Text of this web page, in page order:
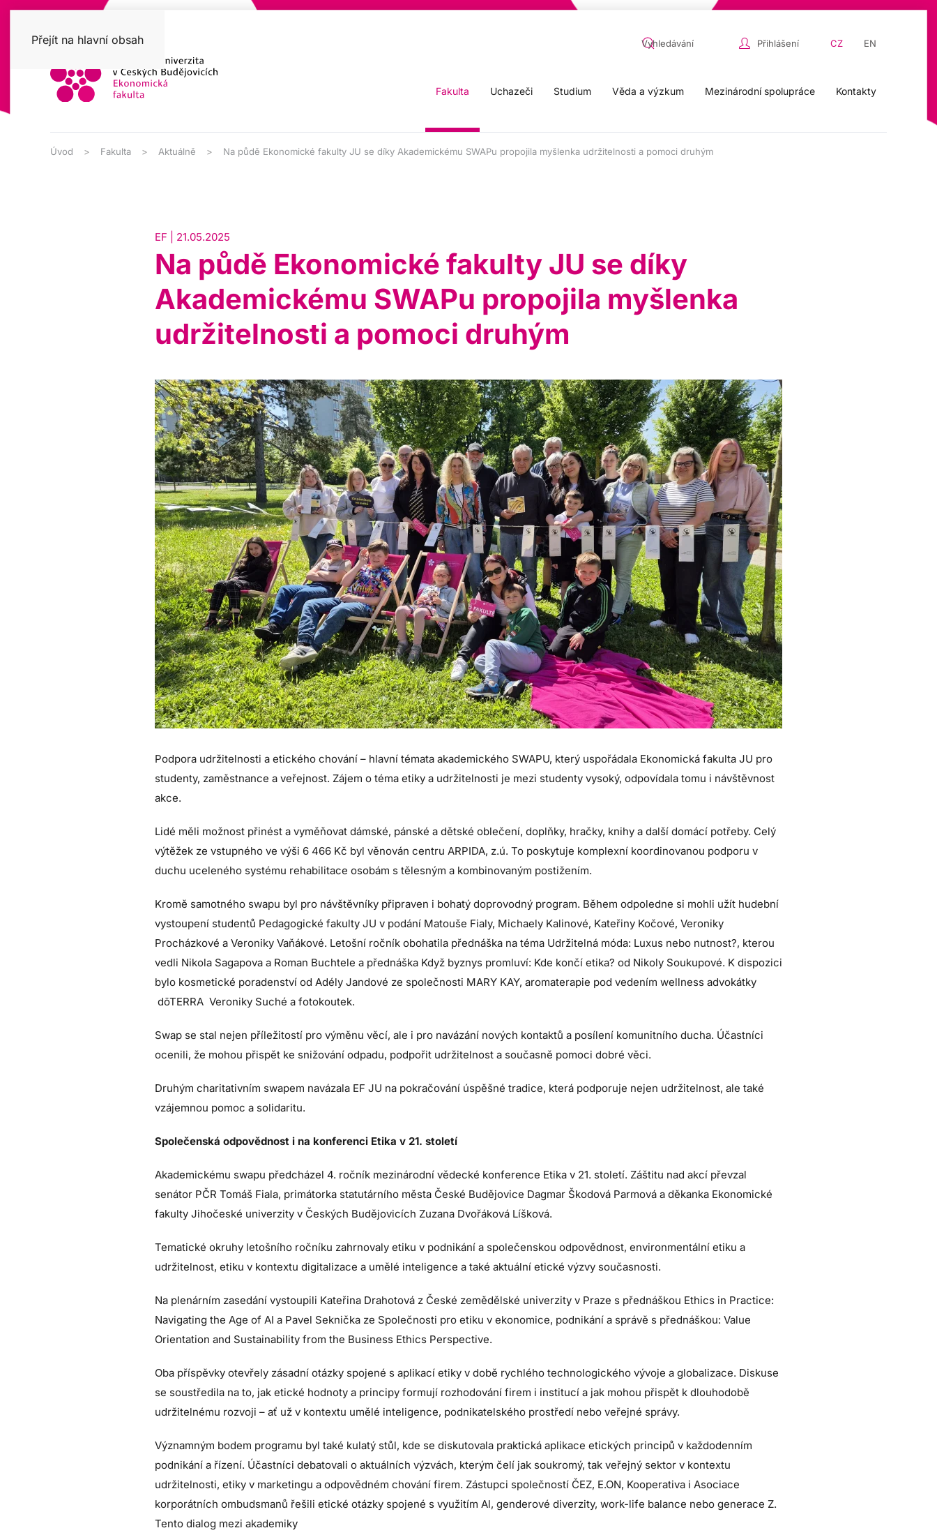
Přejít na hlavní obsah Přihlášení CZ EN
Fakulta Uchazeči Studium Věda a výzkum Mezinárodní spolupráce Kontakty
Úvod Fakulta Aktuálně Na půdě Ekonomické fakulty JU se díky Akademickému SWAPu propojila myšlenka udržitelnosti a pomoci druhým
EF | 21.05.2025
Na půdě Ekonomické fakulty JU se díky
Akademickému SWAPu propojila myšlenka
udržitelnosti a pomoci druhým
Podpora udržitelnosti a etického chování – hlavní témata akademického SWAPU, který uspořádala Ekonomická fakulta JU pro
studenty, zaměstnance a veřejnost. Zájem o téma etiky a udržitelnosti je mezi studenty vysoký, odpovídala tomu i návštěvnost
akce.
Lidé měli možnost přinést a vyměňovat dámské, pánské a dětské oblečení, doplňky, hračky, knihy a další domácí potřeby. Celý
výtěžek ze vstupného ve výši 6 466 Kč byl věnován centru ARPIDA, z.ú. To poskytuje komplexní koordinovanou podporu v
duchu uceleného systému rehabilitace osobám s tělesným a kombinovaným postižením.
Kromě samotného swapu byl pro návštěvníky připraven i bohatý doprovodný program. Během odpoledne si mohli užít hudební
vystoupení studentů Pedagogické fakulty JU v podání Matouše Fialy, Michaely Kalinové, Kateřiny Kočové, Veroniky
Procházkové a Veroniky Vaňákové. Letošní ročník obohatila přednáška na téma Udržitelná móda: Luxus nebo nutnost?, kterou
vedli Nikola Sagapova a Roman Buchtele a přednáška Když byznys promluví: Kde končí etika? od Nikoly Soukupové. K dispozici
bylo kosmetické poradenství od Adély Jandové ze společnosti MARY KAY, aromaterapie pod vedením wellness advokátky
dōTERRA Veroniky Suché a fotokoutek.
Swap se stal nejen příležitostí pro výměnu věcí, ale i pro navázání nových kontaktů a posílení komunitního ducha. Účastníci
ocenili, že mohou přispět ke snižování odpadu, podpořit udržitelnost a současně pomoci dobré věci.
Druhým charitativním swapem navázala EF JU na pokračování úspěšné tradice, která podporuje nejen udržitelnost, ale také
vzájemnou pomoc a solidaritu.
Společenská odpovědnost i na konferenci Etika v 21. století
Akademickému swapu předcházel 4. ročník mezinárodní vědecké konference Etika v 21. století. Záštitu nad akcí převzal
senátor PČR Tomáš Fiala, primátorka statutárního města České Budějovice Dagmar Škodová Parmová a děkanka Ekonomické
fakulty Jihočeské univerzity v Českých Budějovicích Zuzana Dvořáková Líšková.
Tematické okruhy letošního ročníku zahrnovaly etiku v podnikání a společenskou odpovědnost, environmentální etiku a
udržitelnost, etiku v kontextu digitalizace a umělé inteligence a také aktuální etické výzvy současnosti.
Na plenárním zasedání vystoupili Kateřina Drahotová z České zemědělské univerzity v Praze s přednáškou Ethics in Practice:
Navigating the Age of AI a Pavel Seknička ze Společnosti pro etiku v ekonomice, podnikání a správě s přednáškou: Value
Orientation and Sustainability from the Business Ethics Perspective.
Oba příspěvky otevřely zásadní otázky spojené s aplikací etiky v době rychlého technologického vývoje a globalizace. Diskuse
se soustředila na to, jak etické hodnoty a principy formují rozhodování firem i institucí a jak mohou přispět k dlouhodobě
udržitelnému rozvoji – ať už v kontextu umělé inteligence, podnikatelského prostředí nebo veřejné správy.
Významným bodem programu byl také kulatý stůl, kde se diskutovala praktická aplikace etických principů v každodenním
podnikání a řízení. Účastníci debatovali o aktuálních výzvách, kterým čelí jak soukromý, tak veřejný sektor v kontextu
udržitelnosti, etiky v marketingu a odpovědném chování firem. Zástupci společností ČEZ, E.ON, Kooperativa i Asociace
korporátních ombudsmanů řešili etické otázky spojené s využitím Al, genderové diverzity, work-life balance nebo generace Z.
Tento dialog mezi akademiky